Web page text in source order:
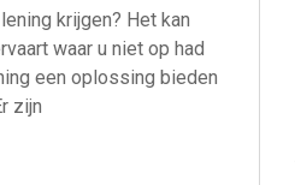
krijgen? Het kan
waar u niet op had
een oplossing bieden
zijn